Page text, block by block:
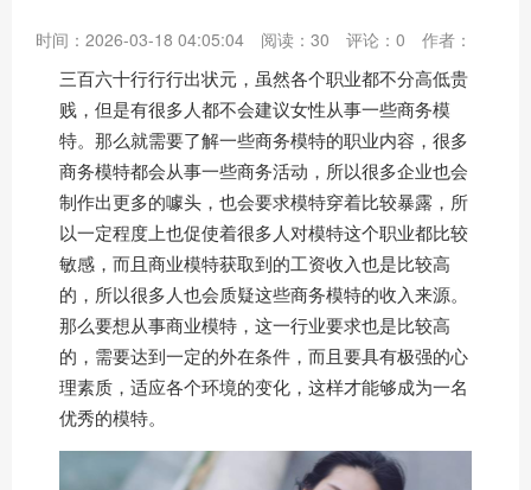
时间：2026-03-18 04:05:04 阅读： 30 评论： 0 作者：
三百六十行行行出状元，虽然各个职业都不分高低贵
贱，但是有很多人都不会建议女性从事一些商务模
特。那么就需要了解一些商务模特的职业内容，很多
商务模特都会从事一些商务活动，所以很多企业也会
制作出更多的噱头，也会要求模特穿着比较暴露，所
以一定程度上也促使着很多人对模特这个职业都比较
敏感，而且商业模特获取到的工资收入也是比较高
的，所以很多人也会质疑这些商务模特的收入来源。
那么要想从事商业模特，这一行业要求也是比较高
的，需要达到一定的外在条件，而且要具有极强的心
理素质，适应各个环境的变化，这样才能够成为一名
优秀的模特。